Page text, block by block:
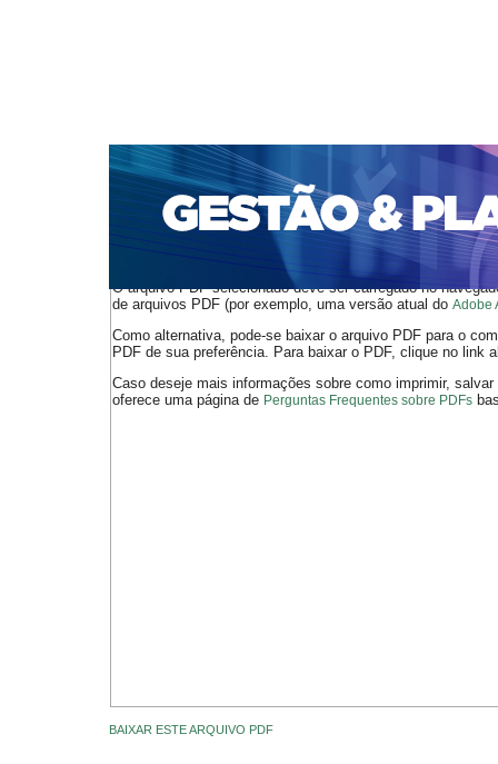
CAPA SOBRE ACESSO CADASTRO
PORTAL DE REVISTAS DA UNIFACS
SUBMISSÕES
PARA SUBMISSÃO DE ARTIGOS
TUTORIAL PARA
Capa v. 17, n. 2, maio/ago. 2016 Américo
O arquivo PDF selecionado deve ser carregado no
de arquivos PDF (por exemplo, uma versão atual do Adobe
Como alternativa, pode-se baixar o arquivo PDF para o
PDF de sua preferência. Para baixar o PDF, clique no link
Caso deseje mais informações sobre como imprimir,
oferece uma página de Perguntas Frequentes sobre PDFs
BAIXAR ESTE ARQUIVO PDF